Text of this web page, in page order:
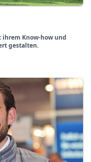
ihrem Know-how und
gestalten.